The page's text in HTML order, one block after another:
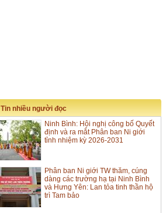
Tin nhiều người đọc
Ninh Bình: Hội nghị công bố Quyết
định và ra mắt Phân ban Ni giới
tỉnh nhiệm kỳ 2026-2031
Phân ban Ni giới TW thăm, cúng
dàng các trường hạ tại Ninh Bình
và Hưng Yên: Lan tỏa tinh thần hộ
trì Tam bảo